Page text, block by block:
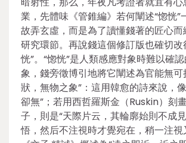
業，先體味《管錐編》若何闡述“惚恍”
故弄玄虛，而是為了讀懂錢著的匠心
研究環節。再說錢這個修訂版也確切改
恍”。“惚恍”是人類感應對象時難以確
象，錢旁徵博引地將它闡述為官能無可
狀，無物之象”：這用韓愈的詩來說，
卻無”；若用西哲羅斯金（Ruskin）刻
子，則是“天際片云，其輪廓始則不成
悟，然后不注視時才覺宛在，稍一注視